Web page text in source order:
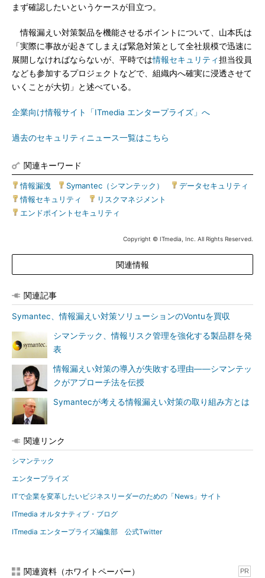
まず確認したいというケースが目立つ。
情報漏えい対策製品を機能させるポイントについて、山本氏は
「実際に事故が起きてしまえば緊急対策として全社規模で迅速に
展開しなければならないが、平時では情報セキュリティ担当役員
なども参加するプロジェクトなどで、組織内へ確実に浸透させて
いくことが大切」と述べている。
企業向け情報サイト「ITmedia エンタープライズ」へ
過去のセキュリティニュース一覧はこちら
関連キーワード
情報漏洩 Symantec（シマンテック） データセキュリティ
情報セキュリティ
リスクマネジメント
エンドポイントセキュリティ
Copyright © ITmedia, Inc. All Rights Reserved.
関連情報
関連記事
Symantec、情報漏えい対策ソリューションのVontuを買収
シマンテック、情報リスク管理を強化する製品群を発
表
情報漏えい対策の導入が失敗する理由――シマンテッ
クがアプローチ法を伝授
Symantecが考える情報漏えい対策の取り組み方とは
関連リンク
シマンテック
エンタープライズ
ITで企業を変革したいビジネスリーダーのための「News」サイト
ITmedia オルタナティブ・ブログ
ITmedia エンタープライズ編集部 公式Twitter
関連資料（ホワイトペーパー） PR